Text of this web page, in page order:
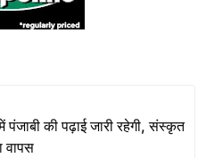
पंजाबी की पढ़ाई जारी रहेगी, संस्कृत
वापस